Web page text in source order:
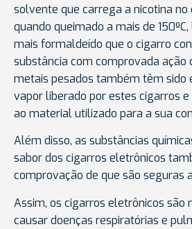
solvente que carrega a nicotina no
quando queimado a mais de
mais formaldeído que o cigarro
substância com comprovada ação
metais pesados também têm sido
vapor liberado por estes cigarros
ao material utilizado para a sua
Além disso, as substâncias
sabor dos cigarros eletrônicos
comprovação de que são seguras
Assim, os cigarros eletrônicos são
causar doenças respiratórias e